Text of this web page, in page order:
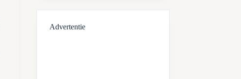
Advertentie